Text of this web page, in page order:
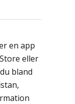
en app
eller
bland